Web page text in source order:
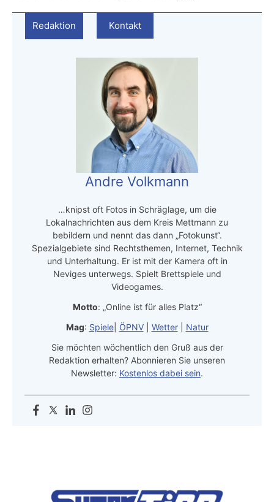
Redaktion Kontakt
Andre Volkmann
…knipst oft Fotos in Schräglage, um die
Lokalnachrichten aus dem Kreis Mettmann zu
bebildern und nennt das dann „Fotokunst“.
Spezialgebiete sind Rechtsthemen, Internet, Technik
und Unterhaltung. Er ist mit der Kamera oft in
Neviges unterwegs. Spielt Brettspiele und
Videogames.
Motto: „Online ist für alles Platz“
Mag: Spiele| ÖPNV| Wetter| Natur
Sie möchten wöchentlich den Gruß aus der
Redaktion erhalten? Abonnieren Sie unseren
Newsletter: Kostenlos dabei sein.